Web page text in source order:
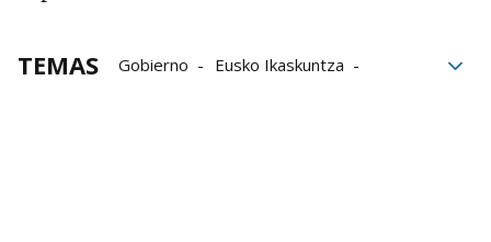
TEMAS Gobierno
Eusko Ikaskuntza